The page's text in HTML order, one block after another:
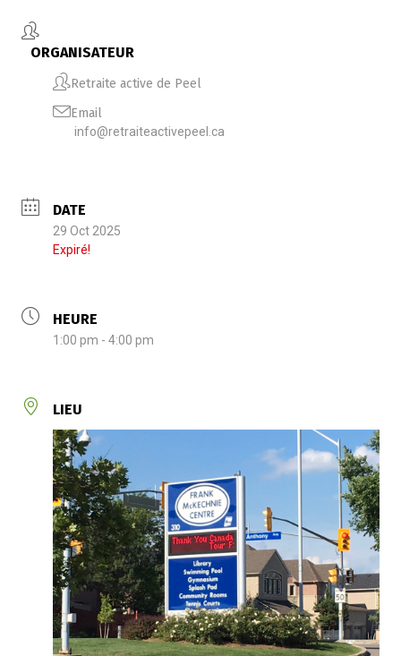
ORGANISATEUR
Retraite active de Peel
Email
info@retraiteactivepeel.ca
DATE
29 Oct 2025
Expiré!
HEURE
1:00 pm - 4:00 pm
LIEU